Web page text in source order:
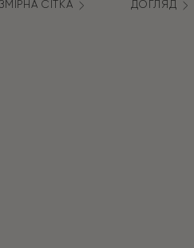
СІТКА ДОГЛЯД